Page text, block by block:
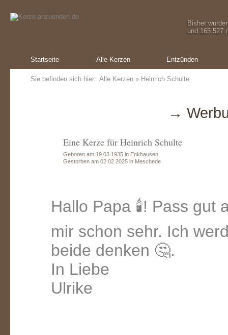
Bisher
und 165.527
Startseite Alle Kerzen Entzünden
Sie befinden sich hier: Alle Kerzen » Heinrich Schulte
→
Eine Kerze für Heinrich Schulte
Geboren am 19.03.1935 in Enkhausen
Gestorben am 02.02.2025 in Meschede
Hallo Papa 🕯️! Pass gut
mir schon sehr. Ich
beide denken 🤔.
In Liebe
Ulrike